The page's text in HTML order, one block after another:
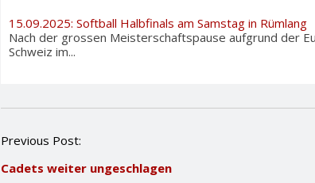
15.09.2025: Softball Halbfinals am Samstag in Rümlang
Nach der grossen Meisterschaftspause aufgrund der
Schweiz im...
P
s
Previous Post:
Cadets weiter ungeschlagen